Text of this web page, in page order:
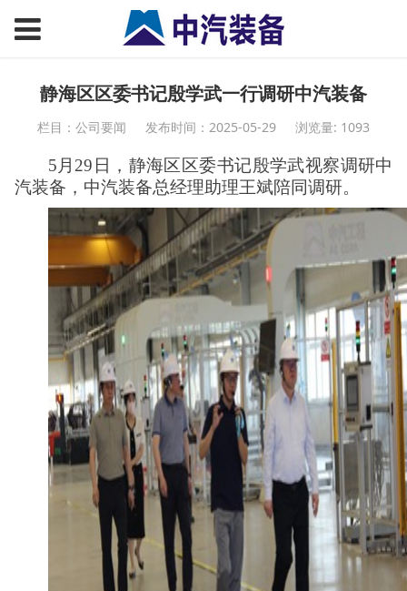
静海区区委书记殷学武一行调研中汽装备
栏目：公司要闻 发布时间：2025-05-29 浏览量: 1093
5月29 日，静海区区委书记殷学武视察调研中
汽装备，中汽装备总经理助理王斌陪同调研。